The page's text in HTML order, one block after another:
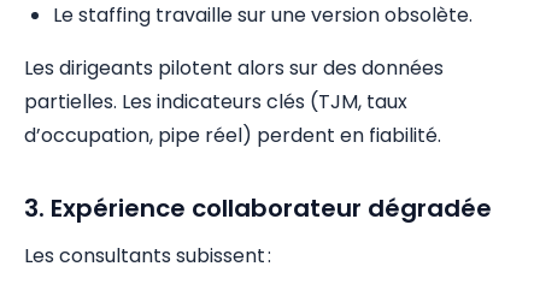
Le staffing travaille sur une version obsolète.
Les dirigeants pilotent alors sur des données
partielles. Les indicateurs clés (TJM, taux
d’occupation, pipe réel) perdent en fiabilité.
3. Expérience collaborateur dégradée
Les consultants subissent :